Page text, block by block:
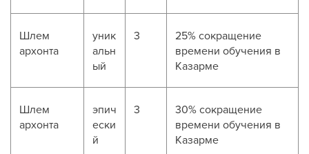
Шлем
архонта
уник
альн
ый
3
25% сокращение
времени обучения в
Казарме
Шлем
архонта
эпич
ески
й
3
30% сокращение
времени обучения в
Казарме